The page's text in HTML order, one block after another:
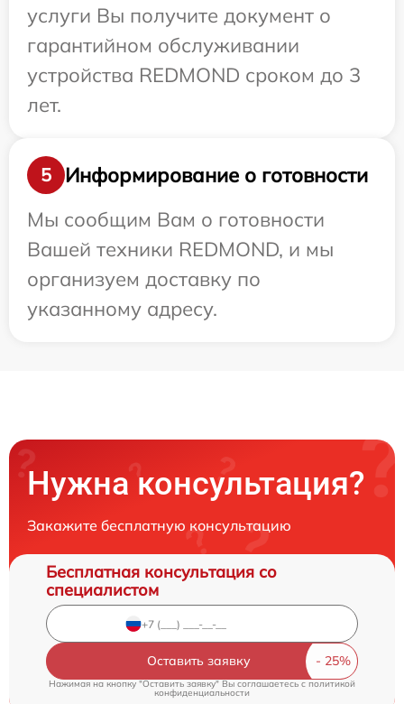
услуги Вы получите документ о
гарантийном обслуживании
устройства REDMOND сроком до 3
лет.
5
Информирование о готовности
Мы сообщим Вам о готовности
Вашей техники REDMOND, и мы
организуем доставку по
указанному адресу.
Нужна консультация?
Закажите бесплатную консультацию
Бесплатная консультация со
специалистом
Оставить заявку
Нажимая на кнопку "Оставить заявку" Вы соглашаетесь c политикой
конфиденциальности